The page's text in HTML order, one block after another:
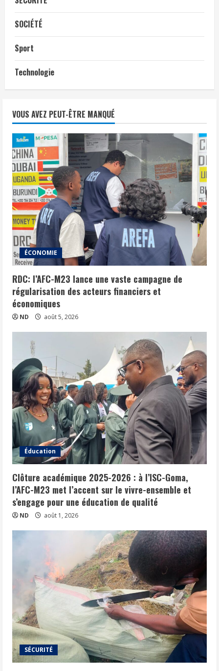
SOCIÉTÉ
Sport
Technologie
VOUS AVEZ PEUT-ÊTRE MANQUÉ
ÉCONOMIE
RDC: l’AFC-M23 lance une vaste campagne de
régularisation des acteurs financiers et
économiques
ND août 5, 2026
Éducation
Clôture académique 2025-2026 : à l’ISC-Goma,
l’AFC-M23 met l’accent sur le vivre-ensemble et
s’engage pour une éducation de qualité
ND août 1, 2026
SÉCURITÉ